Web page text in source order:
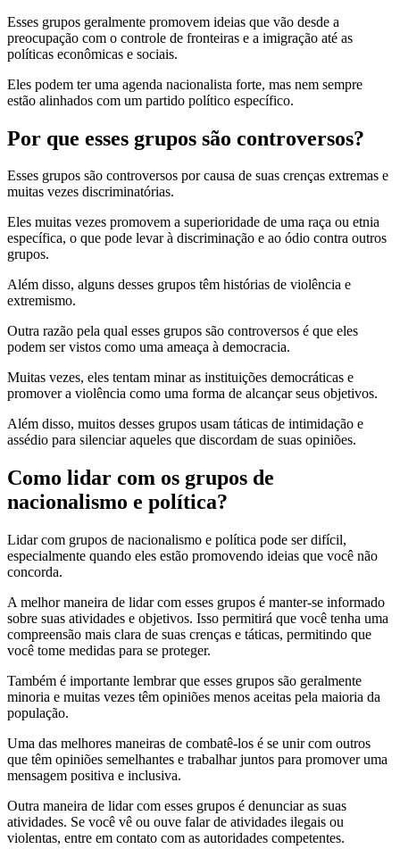
Esses grupos geralmente promovem ideias que vão desde a
preocupação com o controle de fronteiras e a imigração até as
políticas econômicas e sociais.
Eles podem ter uma agenda nacionalista forte, mas nem sempre
estão alinhados com um partido político específico.
Por que esses grupos são controversos?
Esses grupos são controversos por causa de suas crenças extremas e
muitas vezes discriminatórias.
Eles muitas vezes promovem a superioridade de uma raça ou etnia
específica, o que pode levar à discriminação e ao ódio contra outros
grupos.
Além disso, alguns desses grupos têm histórias de violência e
extremismo.
Outra razão pela qual esses grupos são controversos é que eles
podem ser vistos como uma ameaça à democracia.
Muitas vezes, eles tentam minar as instituições democráticas e
promover a violência como uma forma de alcançar seus objetivos.
Além disso, muitos desses grupos usam táticas de intimidação e
assédio para silenciar aqueles que discordam de suas opiniões.
Como lidar com os grupos de
nacionalismo e política?
Lidar com grupos de nacionalismo e política pode ser difícil,
especialmente quando eles estão promovendo ideias que você não
concorda.
A melhor maneira de lidar com esses grupos é manter-se informado
sobre suas atividades e objetivos. Isso permitirá que você tenha uma
compreensão mais clara de suas crenças e táticas, permitindo que
você tome medidas para se proteger.
Também é importante lembrar que esses grupos são geralmente
minoria e muitas vezes têm opiniões menos aceitas pela maioria da
população.
Uma das melhores maneiras de combatê-los é se unir com outros
que têm opiniões semelhantes e trabalhar juntos para promover uma
mensagem positiva e inclusiva.
Outra maneira de lidar com esses grupos é denunciar as suas
atividades. Se você vê ou ouve falar de atividades ilegais ou
violentas, entre em contato com as autoridades competentes.